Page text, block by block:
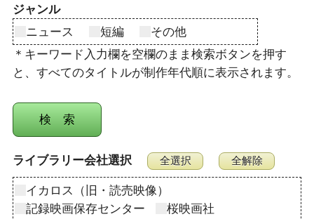
ジャンル
ニュース
短編
その他
＊キーワード入力欄を空欄のまま検索ボタンを押す
と、すべてのタイトルが制作年代順に表示されます。
ライブラリー会社選択
イカロス（旧・読売映像）
記録映画保存センター
桜映画社